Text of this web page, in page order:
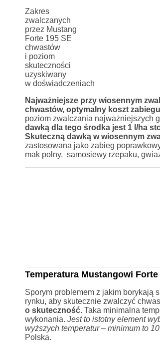
Zakres
zwalczanych
przez Mustang
Forte 195 SE
chwastów
i poziom
skuteczności
uzyskiwany
w doświadczeniach
Najważniejsze przy wiosennym
chwastów, optymalny koszt
poziom zwalczania najważniejszych
dawką dla tego środka jest 1 l/ha
Skuteczną dawką w wiosennym
zastosowana jako zabieg
mak polny, samosiewy rzepaku,
Temperatura Mustangowi
Sporym problemem z jakim borykają
rynku, aby skutecznie zwalczyć
o skuteczność. Taka minimalna
wykonania. Jest to istotny element
wyższych temperatur – minimum to
Polska.